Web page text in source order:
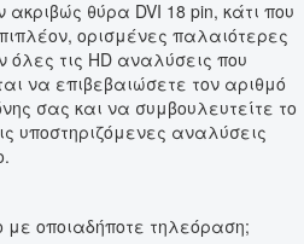
ακριβώς θύρα DVI 18 pin, κάτι που
ορισμένες παλαιότερες
όλες τις HD αναλύσεις που
να επιβεβαιώσετε τον αριθμό
σας και να συμβουλευτείτε το
υποστηριζόμενες αναλύσεις
με οποιαδήποτε τηλεόραση;